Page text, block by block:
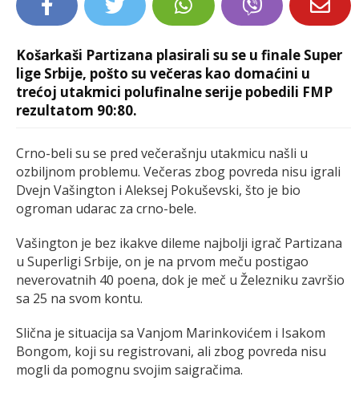
Košarkaši Partizana plasirali su se u finale Super
lige Srbije, pošto su večeras kao domaćini u
trećoj utakmici polufinalne serije pobedili FMP
rezultatom 90:80.
Crno-beli su se pred večerašnju utakmicu našli u
ozbiljnom problemu. Večeras zbog povreda nisu igrali
Dvejn Vašington i Aleksej Pokuševski, što je bio
ogroman udarac za crno-bele.
Vašington je bez ikakve dileme najbolji igrač Partizana
u Superligi Srbije, on je na prvom meču postigao
neverovatnih 40 poena, dok je meč u Železniku završio
sa 25 na svom kontu.
Slična je situacija sa Vanjom Marinkovićem i Isakom
Bongom, koji su registrovani, ali zbog povreda nisu
mogli da pomognu svojim saigračima.